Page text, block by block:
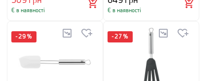
Є в наявності Є в наявності
-29 % -27 %